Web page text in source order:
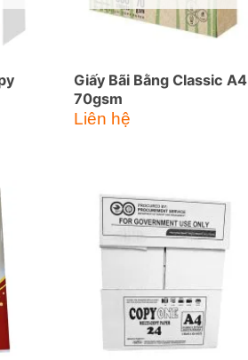
Giấy Bãi Bằng Classic A4
70gsm
Liên hệ